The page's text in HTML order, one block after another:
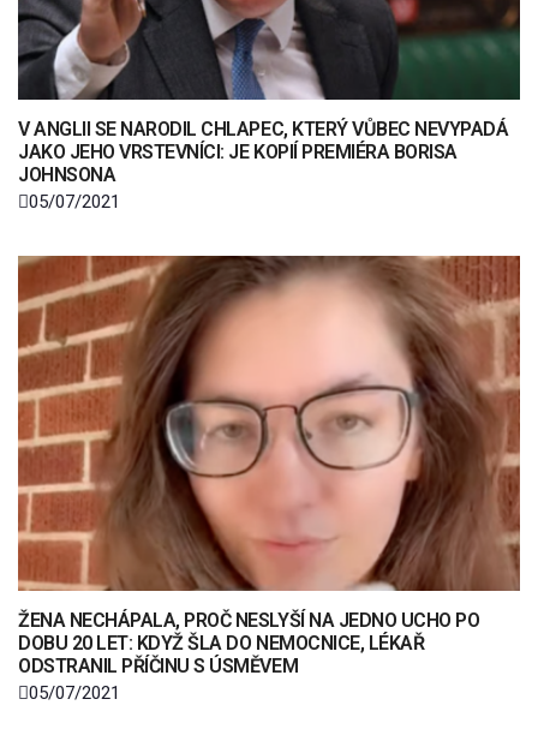
V ANGLII SE NARODIL CHLAPEC, KTERÝ VŮBEC NEVYPADÁ
JAKO JEHO VRSTEVNÍCI: JE KOPIÍ PREMIÉRA BORISA
JOHNSONA
05/07/2021
ŽENA NECHÁPALA, PROČ NESLYŠÍ NA JEDNO UCHO PO
DOBU 20 LET: KDYŽ ŠLA DO NEMOCNICE, LÉKAŘ
ODSTRANIL PŘÍČINU S ÚSMĚVEM
05/07/2021